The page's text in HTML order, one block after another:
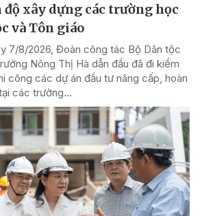
xây dựng các trường học
và Tôn giáo
7/8/2026, Đoàn công tác Bộ Dân tộc
Nông Thị Hà dẫn đầu đã đi kiểm
công các dự án đầu tư nâng cấp, hoàn
các trường...